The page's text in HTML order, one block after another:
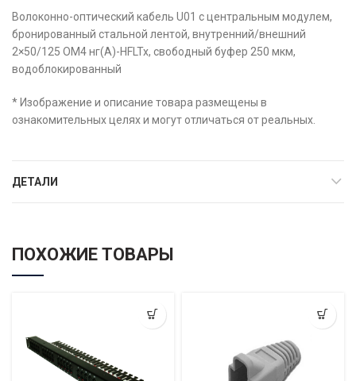
Волоконно-оптический кабель U01 с центральным модулем,
бронированный стальной лентой, внутренний/внешний
2×50/125 OM4 нг(А)-HFLTx, свободный буфер 250 мкм,
водоблокированный
* Изображение и описание товара размещены в
ознакомительных целях и могут отличаться от реальных.
ДЕТАЛИ
ПОХОЖИЕ ТОВАРЫ